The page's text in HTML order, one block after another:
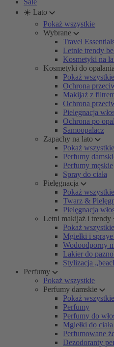
Sale
☀️ Lato
Pokaż wszystkie
Wybrane
Travel
Letnie trendy
Kosmetyki na
Kosmetyki do opalania
Pokaż wszystkie
Ochrona
Makijaż z
Ochrona
Pielęgnacja
Ochrona po
Samoopalacz
Zapachy na lato
Pokaż wszystkie
Perfumy
Perfumy męskie
Spray do ciała
Pielęgnacja
Pokaż wszystkie
Twarz &
Pielęgnacja
Letni makijaż i trendy
Pokaż wszystkie
Mgiełki i
Wodoodporny
Lakier do
Stylizacja
Perfumy
Pokaż wszystkie
Perfumy damskie
Pokaż wszystkie
Perfumy
Perfumy do
Mgiełki do ciała
Perfumowane
Dezodoranty